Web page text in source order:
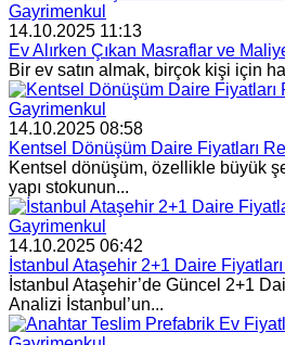
Gayrimenkul
14.10.2025 11:13
Ev Alırken Çıkan Masraflar ve
Bir ev satın almak, birçok kişi için
Gayrimenkul
14.10.2025 08:58
Kentsel Dönüşüm Daire Fiyatları
Kentsel dönüşüm, özellikle büyük
yapı stokunun...
Gayrimenkul
14.10.2025 06:42
İstanbul Ataşehir 2+1 Daire
İstanbul Ataşehir’de Güncel 2+1
Analizi İstanbul’un...